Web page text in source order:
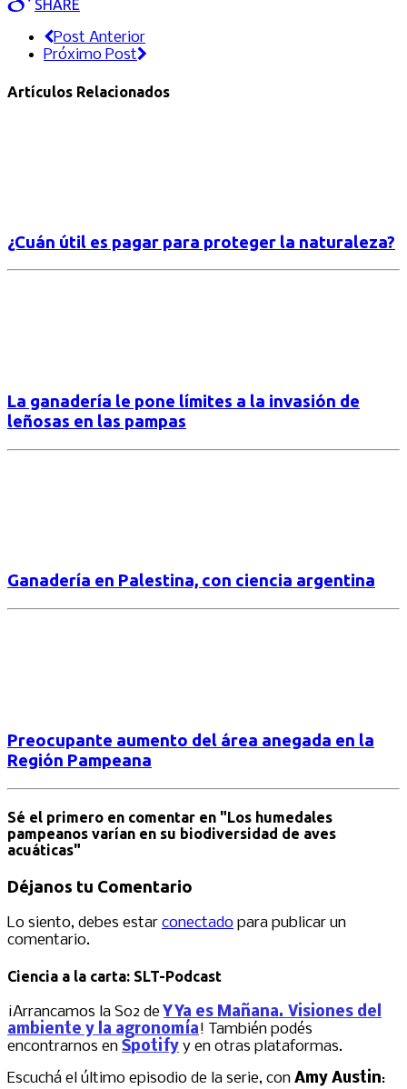
SHARE
Post Anterior
Próximo Post
Artículos Relacionados
¿Cuán útil es pagar para proteger la naturaleza?
La ganadería le pone límites a la invasión de
leñosas en las pampas
Ganadería en Palestina, con ciencia argentina
Preocupante aumento del área anegada en la
Región Pampeana
Sé el primero en comentar en "Los humedales
pampeanos varían en su biodiversidad de aves
acuáticas"
Déjanos tu Comentario
Lo siento, debes estar conectado para publicar un
comentario.
Ciencia a la carta: SLT-Podcast
¡Arrancamos la S02 de Y Ya es Mañana. Visiones del
ambiente y la agronomía! También podés
encontrarnos en Spotify y en otras plataformas.
Escuchá el último episodio de la serie, con Amy Austin: